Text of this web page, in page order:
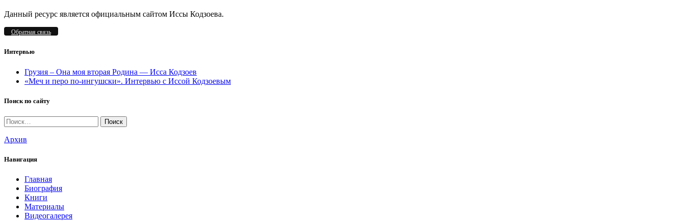
Данный ресурс является официальным сайтом Иссы Кодзоева.
Обратная связь
Интервью
Грузия – Она моя вторая Родина — Исса Кодзоев
«Меч и перо по-ингушски». Интервью c Иссой Кодзоевым
Поиск по сайту
Найти:
Архив
Навигация
Главная
Биография
Книги
Материалы
Видеогалерея